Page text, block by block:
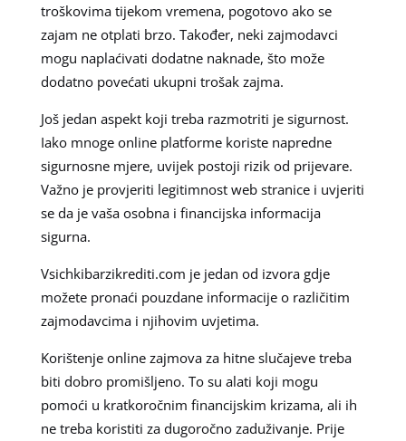
troškovima tijekom vremena, pogotovo ako se
zajam ne otplati brzo. Također, neki zajmodavci
mogu naplaćivati dodatne naknade, što može
dodatno povećati ukupni trošak zajma.
Još jedan aspekt koji treba razmotriti je sigurnost.
Iako mnoge online platforme koriste napredne
sigurnosne mjere, uvijek postoji rizik od prijevare.
Važno je provjeriti legitimnost web stranice i uvjeriti
se da je vaša osobna i financijska informacija
sigurna.
Vsichkibarzikrediti.com je jedan od izvora gdje
možete pronaći pouzdane informacije o različitim
zajmodavcima i njihovim uvjetima.
Korištenje online zajmova za hitne slučajeve treba
biti dobro promišljeno. To su alati koji mogu
pomoći u kratkoročnim financijskim krizama, ali ih
ne treba koristiti za dugoročno zaduživanje. Prije